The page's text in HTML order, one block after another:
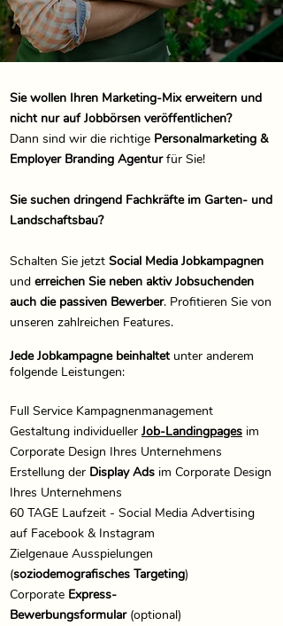
Sie wollen Ihren Marketing-Mix erweitern und
nicht nur auf Jobbörsen veröffentlichen?
Dann sind wir die richtige Personalmarketing &
Employer Branding Agenturfür Sie!
Sie suchen dringend Fachkräfte im Garten- und
Landschaftsbau?
Schalten Sie jetzt Social Media Jobkampagnen
und erreichen Sie neben aktiv Jobsuchenden
auch die passiven Bewerber. Profitieren Sie von
unseren zahlreichen Features.
Jede Jobkampagne beinhaltet unter anderem
folgende Leistungen:
Full Service Kampagnenmanagement
​​Gestaltung individueller Job-Landingpages im
Corporate Design Ihres Unternehmens
Erstellung der Display Ads im Corporate Design
Ihres Unternehmens
​60 TAGE Laufzeit - Social Media Advertising
auf Facebook & Instagram
Zielgenaue Ausspielungen
(soziodemografisches Targeting)
Corporate Express-
Bewerbungsformular(optional)